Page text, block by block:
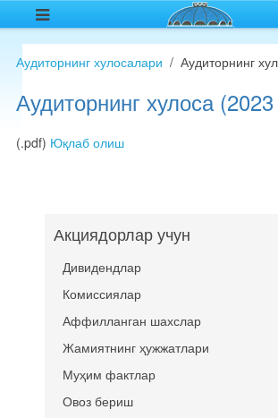
Аудиторнинг хулосалари Аудиторнинг
Аудиторнинг хулоса
(.pdf) Юқлаб олиш
Акциядорлар учун
Дивидендлар
Комиссиялар
Аффилланган шахслар
Жамиятнинг ҳужжатлари
Муҳим фактлар
Овоз бериш